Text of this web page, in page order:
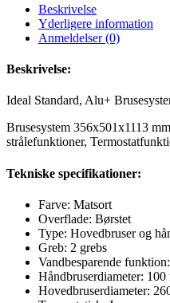
Beskrivelse
Yderligere information
Anmeldelser (0)
Beskrivelse:
Ideal Standard, Alu+
Brusesystem 356x501x1113
strålefunktioner,
Tekniske specifikationer:
Farve: Matsort
Overflade: Børstet
Type: Hovedbruser og
Greb: 2 grebs
Vandbesparende
Håndbruserdiameter: 100
Hovedbruserdiameter: